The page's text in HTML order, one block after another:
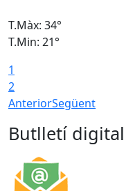
T.Màx: 34°
T.Min: 21°
1
2
AnteriorSegüent
Butlletí digital